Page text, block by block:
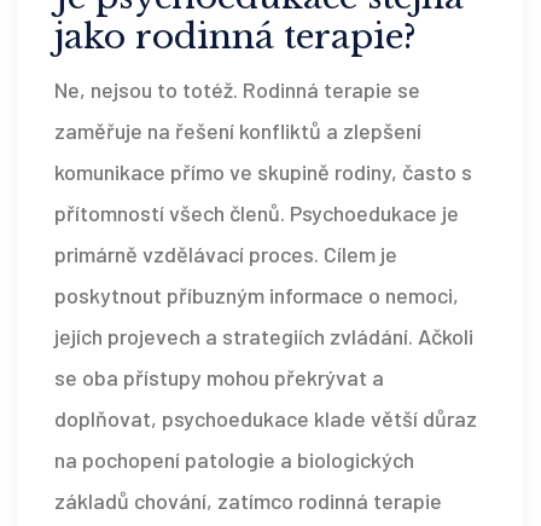
jako rodinná terapie?
Ne, nejsou to totéž. Rodinná terapie se
zaměřuje na řešení konfliktů a zlepšení
komunikace přímo ve skupině rodiny, často s
přítomností všech členů. Psychoedukace je
primárně vzdělávací proces. Cílem je
poskytnout příbuzným informace o nemoci,
jejích projevech a strategiích zvládání. Ačkoli
se oba přístupy mohou překrývat a
doplňovat, psychoedukace klade větší důraz
na pochopení patologie a biologických
základů chování, zatímco rodinná terapie